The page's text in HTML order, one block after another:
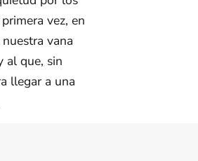
vez, en
vana
al que, sin
llegar a una